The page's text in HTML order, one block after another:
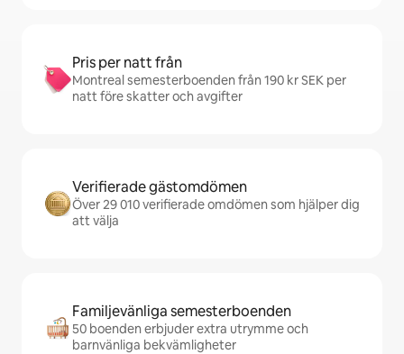
Pris per natt från
Montreal semesterboenden från 190 kr SEK per
natt före skatter och avgifter
Verifierade gästomdömen
Över 29 010 verifierade omdömen som hjälper dig
att välja
Familjevänliga semesterboenden
50 boenden erbjuder extra utrymme och
barnvänliga bekvämligheter